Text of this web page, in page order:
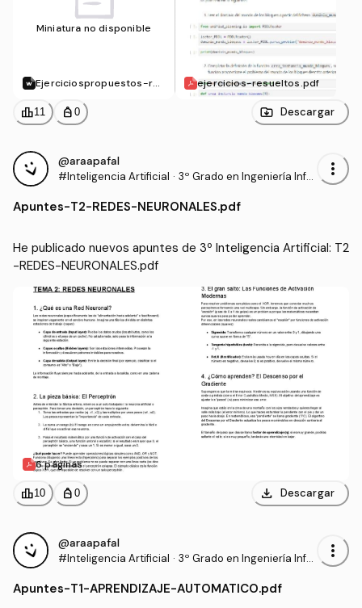
Miniatura no disponible
Ejerciciospropuestos-re
ejercicios-resueltos.pdf
leaderboard11 personal_bag 0 Descargar
@araapafal
#Inteligencia Artificial · 3º Grado en Ingeniería Infor
ware (US)
more_vert
Apuntes-T2-REDES-NEURONALES.pdf
He publicado nuevos apuntes de 3º Inteligencia Artificial: T2
-REDES-NEURONALES.pdf
6 páginas
leaderboard10 personal_bag 0 download Descargar
@araapafal
#Inteligencia Artificial · 3º Grado en Ingeniería Infor
ware (US)
more_vert
Apuntes-T1-APRENDIZAJE-AUTOMATICO.pdf